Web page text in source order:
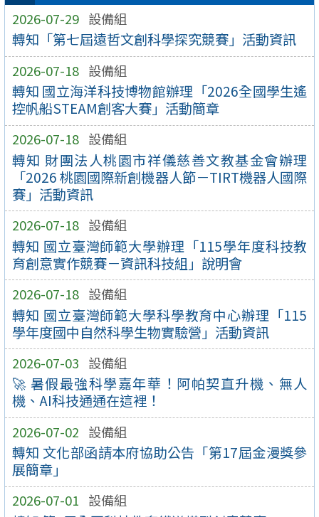
2026-07-29 設備組
轉知「第七屆遠哲文創科學探究競賽」活動資訊
2026-07-18 設備組
轉知 國立海洋科技博物館辦理「2026全國學生遙
控帆船STEAM創客大賽」活動簡章
2026-07-18 設備組
轉知 財團法人桃園市祥儀慈善文教基金會辦理
「2026 桃園國際新創機器人節－TIRT機器人國際
賽」活動資訊
2026-07-18 設備組
轉知 國立臺灣師範大學辦理「115學年度科技教
育創意實作競賽－資訊科技組」說明會
2026-07-18 設備組
轉知 國立臺灣師範大學科學教育中心辦理「115
學年度國中自然科學生物實驗營」活動資訊
2026-07-03 設備組
🚀 暑假最強科學嘉年華！阿帕契直升機、無人
機、AI科技通通在這裡！
2026-07-02 設備組
轉知 文化部函請本府協助公告「第17屆金漫獎參
展簡章」
2026-07-01 設備組